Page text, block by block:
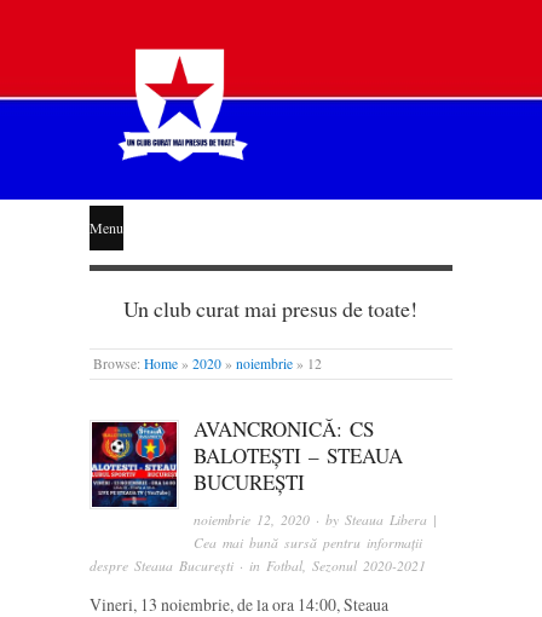
STEAUA
LIBERĂ
Menu
Un club curat mai presus de toate!
Browse: Home » 2020 » noiembrie » 12
AVANCRONICĂ: CS
BALOTEȘTI – STEAUA
BUCUREȘTI
noiembrie 12, 2020 · bySteaua Libera |
Cea mai bună sursă pentru informații
despre Steaua București · in Fotbal, Sezonul 2020-2021
Vineri, 13 noiembrie, de la ora 14:00, Steaua